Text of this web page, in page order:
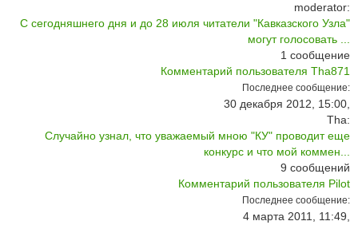
moderator:
С сегодняшнего дня и до 28 июля читатели "Кавказского Узла"
могут голосовать ...
1 сообщение
Комментарий пользователя Tha871
Последнее сообщение:
30 декабря 2012, 15:00,
Tha:
Случайно узнал, что уважаемый мною "КУ" проводит еще
конкурс и что мой коммен...
9 сообщений
Комментарий пользователя Pilot
Последнее сообщение:
4 марта 2011, 11:49,